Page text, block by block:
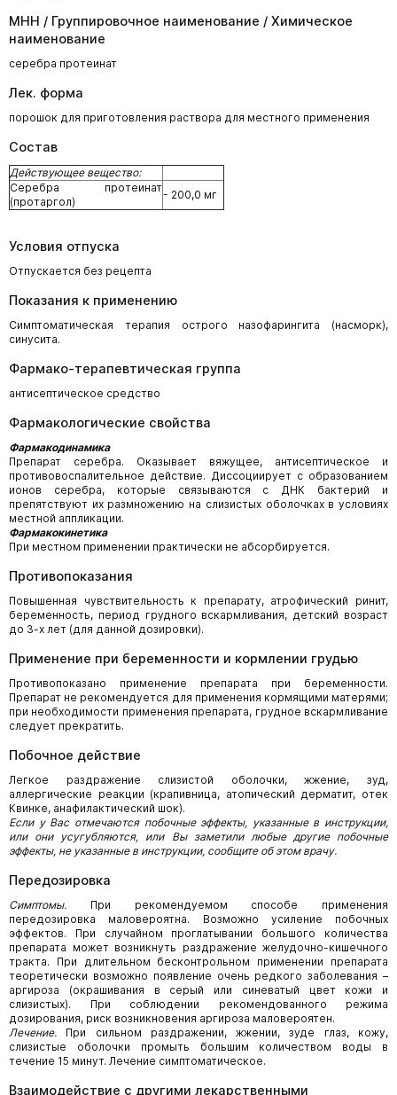
МНН / Группировочное наименование / Химическое
наименование
серебра протеинат
Лек. форма
порошок для приготовления раствора для местного применения
Состав
Действующее вещество:
Серебра протеинат
(протаргол)
- 200,0 мг
Условия отпуска
Отпускается без рецепта
Показания к применению
Симптоматическая терапия острого назофарингита (насморк),
синусита.
Фармако-терапевтическая группа
антисептическое средство
Фармакологические свойства
Фармакодинамика
Препарат серебра. Оказывает вяжущее, антисептическое и
противовоспалительное действие. Диссоциирует с образованием
ионов серебра, которые связываются с ДНК бактерий и
препятствуют их размножению на слизистых оболочках в условиях
местной аппликации.
Фармакокинетика
При местном применении практически не абсорбируется.
Противопоказания
Повышенная чувствительность к препарату, атрофический ринит,
беременность, период грудного вскармливания, детский возраст
до 3-х лет (для данной дозировки).
Применение при беременности и кормлении грудью
Противопоказано применение препарата при беременности.
Препарат не рекомендуется для применения кормящими матерями;
при необходимости применения препарата, грудное вскармливание
следует прекратить.
Побочное действие
Легкое раздражение слизистой оболочки, жжение, зуд,
аллергические реакции (крапивница, атопический дерматит, отек
Квинке, анафилактический шок).
Если у Вас отмечаются побочные эффекты, указанные в инструкции,
или они усугубляются, или Вы заметили любые другие побочные
эффекты, не указанные в инструкции, сообщите об этом врачу.
Передозировка
Симптомы. При рекомендуемом способе применения
передозировка маловероятна. Возможно усиление побочных
эффектов. При случайном проглатывании большого количества
препарата может возникнуть раздражение желудочно-кишечного
тракта. При длительном бесконтрольном применении препарата
теоретически возможно появление очень редкого заболевания –
аргироза (окрашивания в серый или синеватый цвет кожи и
слизистых). При соблюдении рекомендованного режима
дозирования, риск возникновения аргироза маловероятен.
Лечение. При сильном раздражении, жжении, зуде глаз, кожу,
слизистые оболочки промыть большим количеством воды в
течение 15 минут. Лечение симптоматическое.
Взаимодействие с другими лекарственными